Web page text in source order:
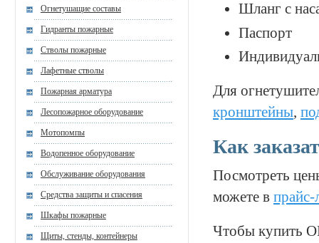
Огнетушащие составы
Гидранты пожарные
Стволы пожарные
Лафетные стволы
Пожарная арматура
Лесопожарное оборудование
Мотопомпы
Водопенное оборудование
Обслуживание оборудования
Средства защиты и спасения
Шкафы пожарные
Щиты, стенды, контейнеры
Шланг с
Паспорт
Для
кронштейны,
Как
Посмотреть
можете в прайс-
Чтобы купить